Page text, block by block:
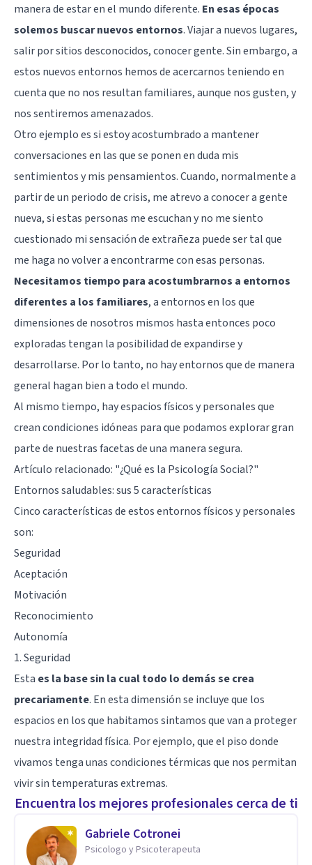
manera de estar en el mundo diferente. En esas épocas
solemos buscar nuevos entornos. Viajar a nuevos lugares,
salir por sitios desconocidos, conocer gente. Sin embargo, a
estos nuevos entornos hemos de acercarnos teniendo en
cuenta que no nos resultan familiares, aunque nos gusten, y
nos sentiremos amenazados.
Otro ejemplo es si estoy acostumbrado a mantener
conversaciones en las que se ponen en duda mis
sentimientos y mis pensamientos. Cuando, normalmente a
partir de un periodo de crisis, me atrevo a conocer a gente
nueva, si estas personas me escuchan y no me siento
cuestionado mi sensación de extrañeza puede ser tal que
me haga no volver a encontrarme con esas personas.
Necesitamos tiempo para acostumbrarnos a entornos
diferentes a los familiares, a entornos en los que
dimensiones de nosotros mismos hasta entonces poco
exploradas tengan la posibilidad de expandirse y
desarrollarse. Por lo tanto, no hay entornos que de manera
general hagan bien a todo el mundo.
Al mismo tiempo, hay espacios físicos y personales que
crean condiciones idóneas para que podamos explorar gran
parte de nuestras facetas de una manera segura.
Artículo relacionado: "¿Qué es la Psicología Social?"
Entornos saludables: sus 5 características
Cinco características de estos entornos físicos y personales
son:
Seguridad
Aceptación
Motivación
Reconocimiento
Autonomía
1. Seguridad
Esta es la base sin la cual todo lo demás se crea
precariamente. En esta dimensión se incluye que los
espacios en los que habitamos sintamos que van a proteger
nuestra integridad física. Por ejemplo, que el piso donde
vivamos tenga unas condiciones térmicas que nos permitan
vivir sin temperaturas extremas.
Encuentra los mejores profesionales cerca de ti
Gabriele Cotronei
Psicologo y Psicoterapeuta